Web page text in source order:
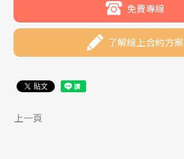
免費專線
了解線上合約方案
上一頁